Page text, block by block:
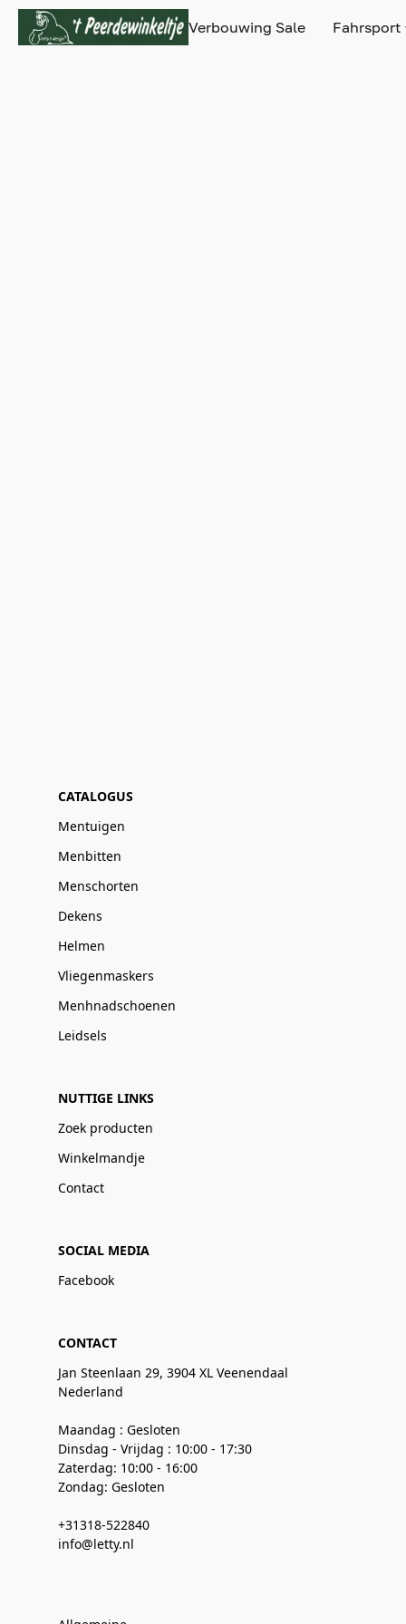
Verbouwing Sale Fahrsport
CATALOGUS
Mentuigen
Menbitten
Menschorten
Dekens
Helmen
Vliegenmaskers
Menhnadschoenen
Leidsels
NUTTIGE LINKS
Zoek producten
Winkelmandje
Contact
SOCIAL MEDIA
Facebook
CONTACT
Jan Steenlaan 29, 3904 XL Veenendaal
Nederland
Maandag : Gesloten
Dinsdag - Vrijdag : 10:00 - 17:30
Zaterdag: 10:00 - 16:00
Zondag: Gesloten
+31318-522840
info@letty.nl